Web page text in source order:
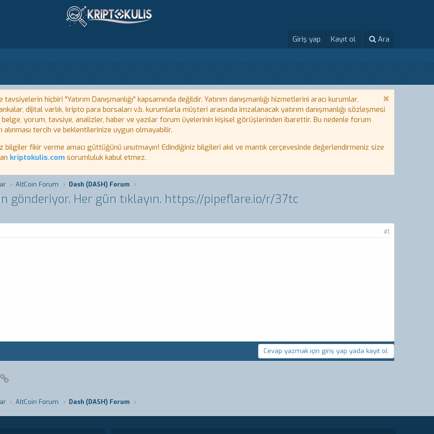
Giriş yap Kayıt ol Ara
hiçbiri "Yatırım Danışmanlığı" kapsamında değildir. Yatırım danışmanlığı hizmetlerini aracı kurumlar,
dijital varlık, kripto para borsaları v.b. kurumlarla müşteri arasında imzalanacak yatırım danışmanlığı sözleşmesi
yorum, tavsiye, analizler, haber ve yazılar forum üyelerinin kişisel görüşlerinden ibarettir. Bu nedenle forum
tercih ve beklentilerinize uygun olmayabilir.
fikir verme amacı güttüğünü unutmayın! Edindiğiniz bilgileri akıl ve mantık çerçevesinde değerlendirmeniz size
kriptokulis.com sorumluluk kabul etmez.
AltCoin Forum Dash (DASH) Forum
gönderiyor. Her gün tıklayın. https://pipeflare.io/r/37tc
#1
Cevap yazmak için giriş yap yada kayıt ol.
AltCoin Forum Dash (DASH) Forum